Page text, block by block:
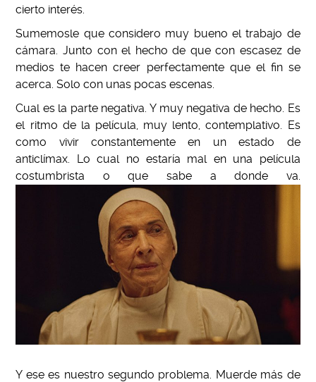
cierto interés.
Sumemosle que considero muy bueno el trabajo de
cámara. Junto con el hecho de que con escasez de
medios te hacen creer perfectamente que el fin se
acerca. Solo con unas pocas escenas.
Cual es la parte negativa. Y muy negativa de hecho. Es
el ritmo de la película, muy lento, contemplativo. Es
como vivir constantemente en un estado de
anticlímax. Lo cual no estaría mal en una película
costumbrista o que sabe a donde va.
Y ese es nuestro segundo problema. Muerde más de